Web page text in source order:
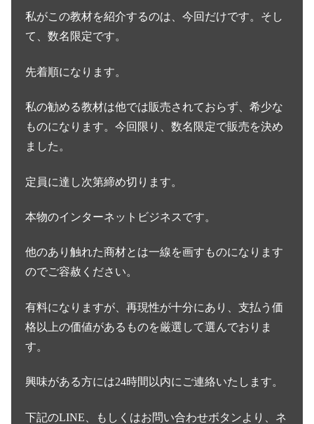
私がこの教材を紹介するのは、今回だけです。そし
て、数名限定です。
先着順になります。
私の勧める教材は他では販売されておらず、希少な
ものになります。今回限り、数名限定で販売を決め
ました。
定員に達し次第締め切ります。
本物のインターネットビジネスです。
他のあり触れた商材とは一線を画すものになります
のでご容赦ください。
有料になりますが、再現性が十分にあり、支払う価
格以上の価値があるものを厳選して選んでおりま
す。
興味がある方には24時間以内にご連絡いたします。
下記のLINE、もしくはお問い合わせボタンより、ネ